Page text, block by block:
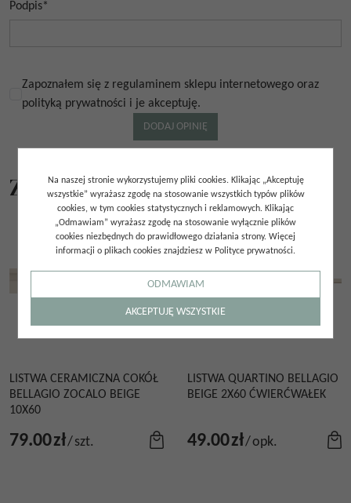
Podpis*
Zapoznałem się z regulaminem sklepu internetowego oraz
polityką prywatności i je akceptuję.
Z tej samej kolekcji
LISTWA CERAMICZNA COKÓŁ
BELLAGIO ZOCALO BEIGE
10X60
79.00zł/szt.
LISTWA QUARTINO BELLAGIO
BEIGE 2X60 ĆWIERĆWAŁEK
49.00zł/opk.
Na naszej stronie wykorzystujemy pliki cookies. Klikając „Akceptuję
wszystkie” wyrażasz zgodę na stosowanie wszystkich typów plików
cookies, w tym cookies statystycznych i reklamowych. Klikając
„Odmawiam” wyrażasz zgodę na stosowanie wyłącznie plików
cookies niezbędnych do prawidłowego działania strony. Więcej
informacji o plikach cookies znajdziesz w Polityce prywatności.
ODMAWIAM
AKCEPTUJĘ WSZYSTKIE